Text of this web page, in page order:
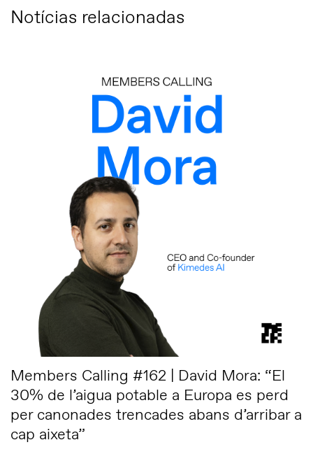
Notícias relacionadas
Members Calling #162 | David Mora: “El
30% de l’aigua potable a Europa es perd
per canonades trencades abans d’arribar a
cap aixeta”